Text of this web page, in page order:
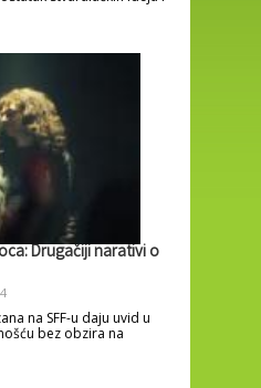
Drugačiji narativi o
na SFF-u daju uvid u
bez obzira na